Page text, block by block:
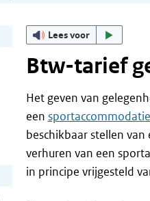
Lees voor
Btw-tarief
Het geven van
een sportaccommodatie
beschikbaar stellen
verhuren van een
in principe vrijgesteld